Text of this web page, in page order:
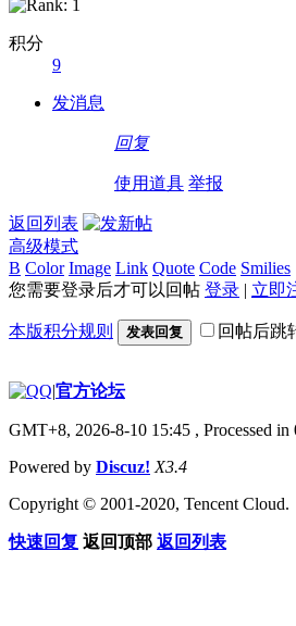
积分
9
发消息
回复
使用道具 举报
返回列表
高级模式
B Color Image Link Quote Code Smilies
您需要登录后才可以回帖 登录 | 立即
本版积分规则 发表回复 回帖后跳
|官方论坛
GMT+8, 2026-8-10 15:45 , Processed
Powered by Discuz! X3.4
Copyright © 2001-2020, Tencent Cloud.
快速回复 返回顶部 返回列表